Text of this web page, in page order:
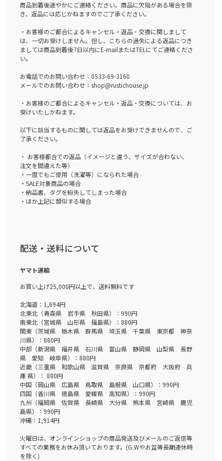
商品到着後速やかにご連絡ください。商品に欠陥がある場合を除
き、返品には応じかねますのでご了承ください。
・お客様のご都合によるキャンセル・返品・交換に関しまして
は、一切お受けしません。但し、こちらの過失による返品につき
ましては商品到着後7日以内にE-mailまたはTELにてご連絡くださ
い。
お電話でのお問い合わせ：0533-69-3160
メールでのお問い合わせ：shop@rustichouse.jp
・お客様のご都合によるキャンセル・返品・交換については、お
受けいたしかねます。
以下に該当するものに関しては返品をお受けできませんので、ご
了承ください。
・ お客様都合での返品（イメージと違う、サイズが合わない、
注文を間違えた等）
・一度でもご使用（洗濯等）になられた場合
・SALE対象商品の場合
・納品書、タグを紛失してしまった場合
・ほか上記に類似する場合
配送・送料について
ヤマト運輸
お買い上げ25,000円以上で、送料無料です
北海道：1,694円
北東北（青森県 岩手県 秋田県）：990円
南東北（宮城県 山形県 福島県）：880円
関東（茨城県 栃木県 群馬県 埼玉県 千葉県 東京都 神奈
川県）：880円
中部（新潟県 福井県 石川県 富山県 静岡県 山梨県 長野
県 愛知 岐阜県）：880円
近畿（三重県 和歌山県 滋賀県 奈良県 京都府 大阪府 兵
庫 県）： 880円
中国（岡山県 広島県 鳥取県 島根県 山口県）：990円
四国（香川県 徳島県 愛媛県 高知県）：990円
九州（福岡県 佐賀県 長崎県 大分県 熊本県 宮崎県 鹿児
島県）：990円
沖縄：1,914円
火曜日は、オンラインショップの商品発送及びメールのご返信等
すべての業務をお休み頂いております。(G.Wやお盆等長期連休時
を除く)